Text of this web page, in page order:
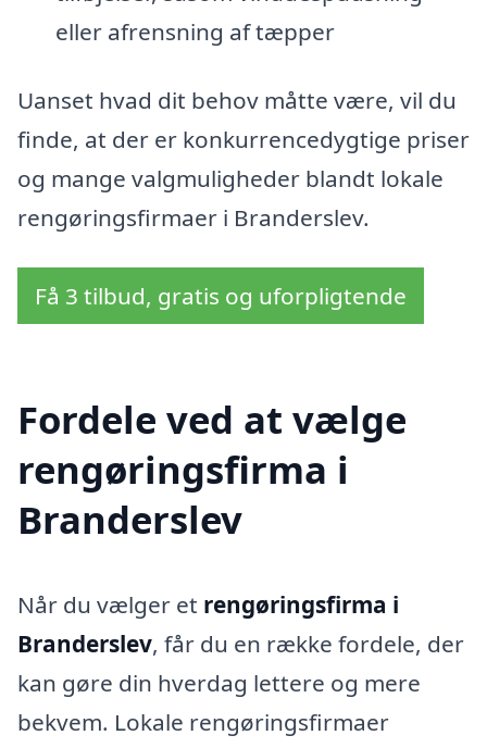
eller afrensning af tæpper
Uanset hvad dit behov måtte være, vil du
finde, at der er konkurrencedygtige priser
og mange valgmuligheder blandt lokale
rengøringsfirmaer i Branderslev.
Få 3 tilbud, gratis og uforpligtende
Fordele ved at vælge
rengøringsfirma i
Branderslev
Når du vælger et rengøringsfirma i
Branderslev, får du en række fordele, der
kan gøre din hverdag lettere og mere
bekvem. Lokale rengøringsfirmaer